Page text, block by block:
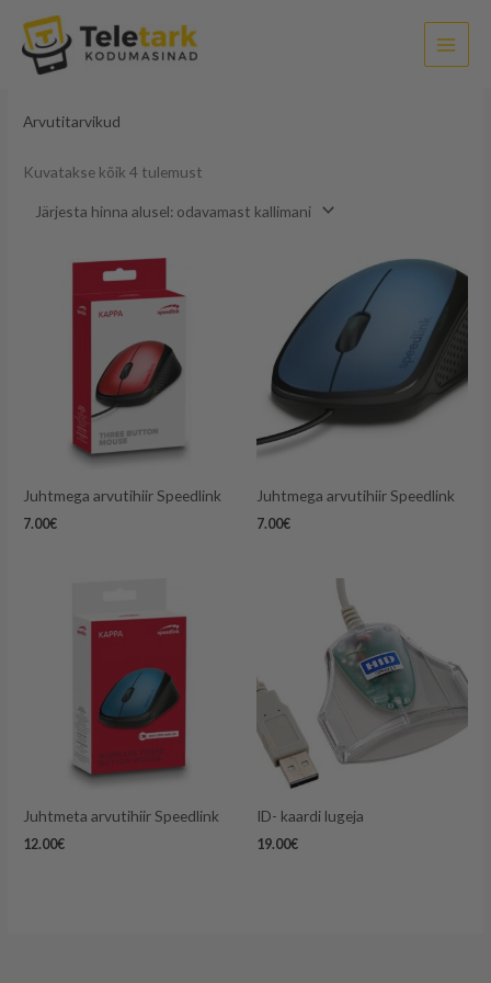
content
Arvutitarvikud
Kuvatakse kõik 4 tulemust
Juhtmega arvutihiir Speedlink
7.00€
Juhtmega arvutihiir Speedlink
7.00€
Juhtmeta arvutihiir Speedlink
12.00€
ID- kaardi lugeja
19.00€